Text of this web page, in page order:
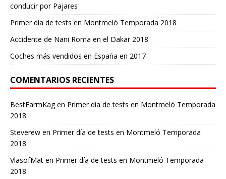
conducir por Pajares
Primer día de tests en Montmeló Temporada 2018
Accidente de Nani Roma en el Dakar 2018
Coches más vendidos en España en 2017
COMENTARIOS RECIENTES
BestFarmKagen Primer día de tests en Montmeló Temporada
2018
Steverew en Primer día de tests en Montmeló Temporada
2018
VlasofMat en Primer día de tests en Montmeló Temporada
2018